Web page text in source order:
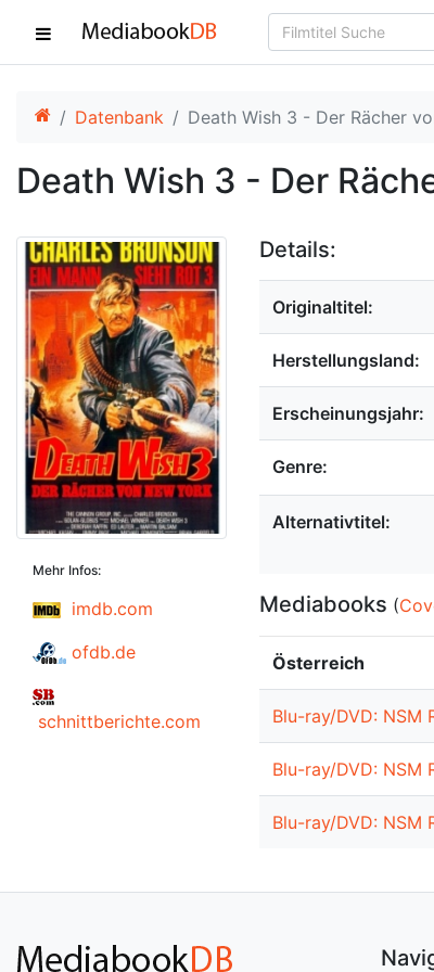
Datenbank Death Wish 3 - Der Rächer
Death Wish 3 - Der
Mehr Infos:
imdb.com
ofdb.de
schnittberichte.com
Details:
Originaltitel:
Herstellungsland:
Erscheinungsjahr:
Genre:
Alternativtitel:
Mediabooks (
Österreich
Blu-ray/DVD: NSM
Blu-ray/DVD: NSM
Blu-ray/DVD: NSM